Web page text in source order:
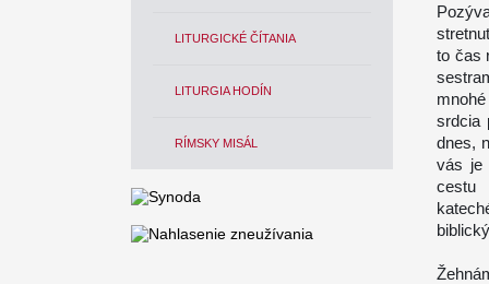
LITURGICKÉ ČÍTANIA
LITURGIA HODÍN
RÍMSKY MISÁL
to čas
srdcia
dnes,
vás je
cestu